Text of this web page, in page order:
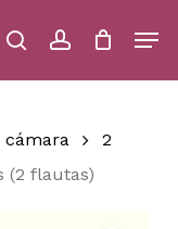
searchaccount
Close
cámara
2
(2 flautas)
Menu